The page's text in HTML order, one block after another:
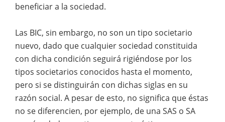
beneficiar a la sociedad.
Las BIC, sin embargo, no son un tipo societario
nuevo, dado que cualquier sociedad constituida
con dicha condición seguirá rigiéndose por los
tipos societarios conocidos hasta el momento,
pero si se distinguirán con dichas siglas en su
razón social. A pesar de esto, no significa que éstas
no se diferencien, por ejemplo, de una SAS o SA